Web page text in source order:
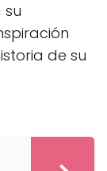
de su